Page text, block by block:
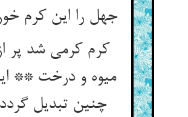
جهل را این کرم
کرم کرمی شد پر
میوه و درخت **
چنین تبدیل گردد